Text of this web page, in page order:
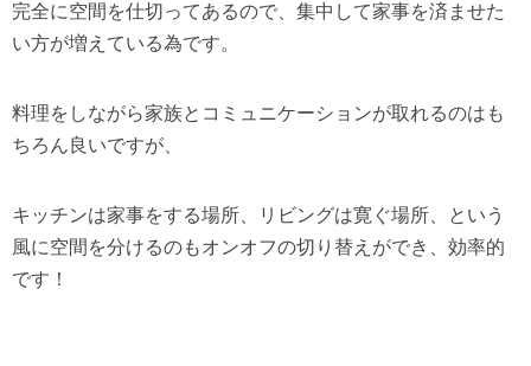
完全に空間を仕切ってあるので、集中して家事を済ませた
い方が増えている為です。
料理をしながら家族とコミュニケーションが取れるのはも
ちろん良いですが、
キッチンは家事をする場所、リビングは寛ぐ場所、という
風に空間を分けるのもオンオフの切り替えができ、効率的
です！